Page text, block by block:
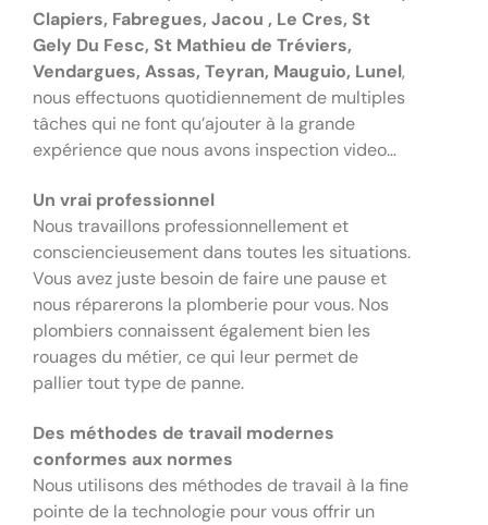
Clapiers, Fabregues, Jacou , Le Cres, St
Gely Du Fesc, St Mathieu de Tréviers,
Vendargues, Assas, Teyran, Mauguio, Lunel,
nous effectuons quotidiennement de multiples
tâches qui ne font qu’ajouter à la grande
expérience que nous avons inspection video…
Un vrai professionnel
Nous travaillons professionnellement et
consciencieusement dans toutes les situations.
Vous avez juste besoin de faire une pause et
nous réparerons la plomberie pour vous. Nos
plombiers connaissent également bien les
rouages ​​du métier, ce qui leur permet de
pallier tout type de panne.
Des méthodes de travail modernes
conformes aux normes
Nous utilisons des méthodes de travail à la fine
pointe de la technologie pour vous offrir un